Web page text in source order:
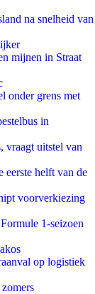
na snelheid van
mijnen in Straat
onder grens met
in
vraagt uitstel van
helft van de
voorverkiezing
1-seizoen
op logistiek